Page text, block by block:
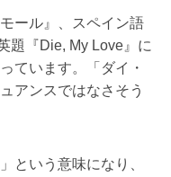
ール』、スペイン語
題『Die, My Love』に
ています。「ダイ・
アンスではなさそう
という意味になり、